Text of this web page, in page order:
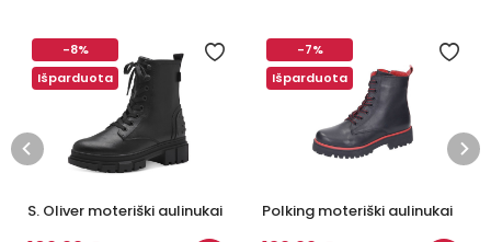
-8%
Išparduota
S. Oliver moteriški aulinukai
-7%
Išparduota
Polking moteriški aulinukai